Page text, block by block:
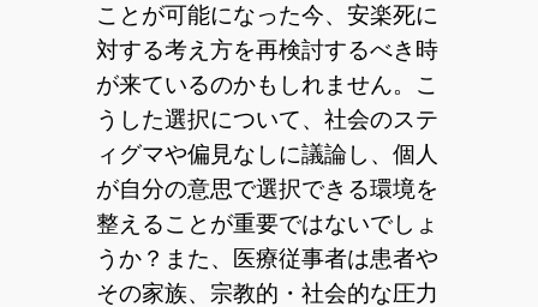
ことが可能になった今、安楽死に
対する考え方を再検討するべき時
が来ているのかもしれません。こ
うした選択について、社会のステ
ィグマや偏見なしに議論し、個人
が自分の意思で選択できる環境を
整えることが重要ではないでしょ
うか？また、医療従事者は患者や
その家族、宗教的・社会的な圧力